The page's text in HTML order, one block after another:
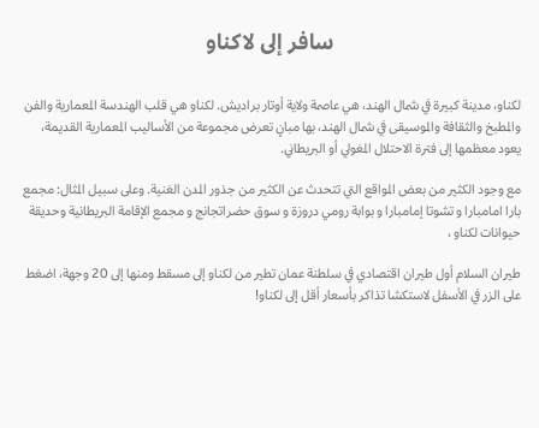
سافر إلى لاكناو
لكناو، مدينة كبيرة في شمال الهند، هي عاصمة ولاية أوتار براديش. لكناو هي قلب الهندسة المعمارية والفن
والمطبخ والثقافة والموسيقى في شمال الهند، بها مبانٍ تعرض مجموعة من الأساليب المعمارية القديمة،
يعود معظمها إلى فترة الاحتلال المغولي أو البريطاني.
مع وجود الكثير من بعض المواقع التي تتحدث عن الكثير من جذور المدن الغنية. وعلى سبيل المثال: مجمع
بارا امامبارا و تشوتا إمامبارا و بوابة رومي دروزة و سوق حضراتجانج و مجمع الإقامة البريطانية وحديقة
حيوانات لكناو ،
طيران السلام أول طيران اقتصادي في سلطنة عمان تطير من لكناو إلى مسقط ومنها إلى 20 وجهة، اضغط
على الزر في الأسفل لاستكشا تذاكر بأسعار أقل إلى لكناو!